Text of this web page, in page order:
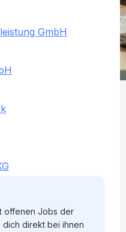
GmbH
offenen Jobs der
direkt bei ihnen